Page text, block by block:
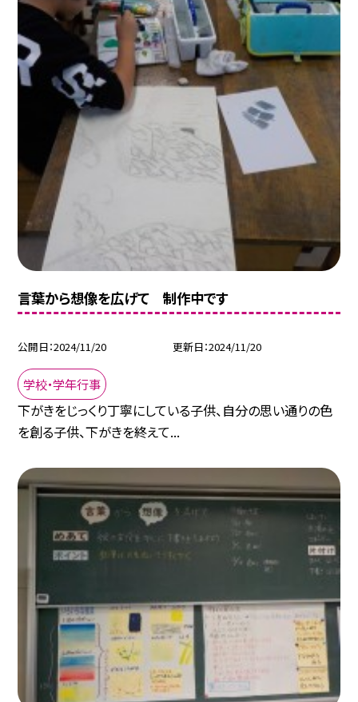
言葉から想像を広げて 制作中です
公開日 2024/11/20 更新日 2024/11/20
学校・学年行事
下がきをじっくり丁寧にしている子供、自分の思い通りの色
を創る子供、下がきを終えて...